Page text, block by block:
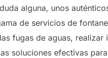
alguna, unos
de servicios de
fugas de aguas,
soluciones efectivas